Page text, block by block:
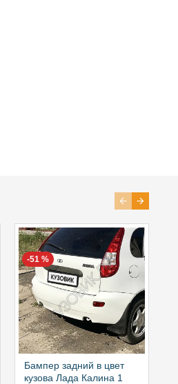
-51 %
Бампер задний в цвет
кузова Лада Калина 1